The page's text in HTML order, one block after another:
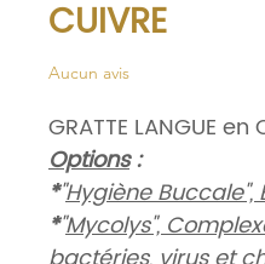
CUIVRE
Aucun avis
GRATTE LANGUE en
Options:
*"Hygiène Buccale",
*"Mycolys",